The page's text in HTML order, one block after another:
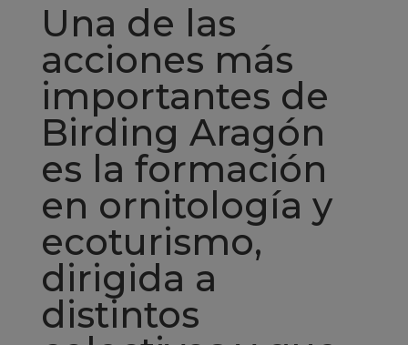
Una de las
acciones más
importantes de
Birding Aragón
es la formación
en ornitología y
ecoturismo,
dirigida a
distintos